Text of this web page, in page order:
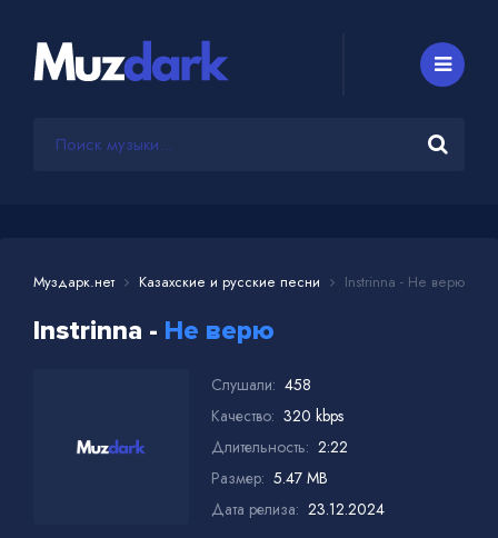
Муздарк.нет Казахские и русские песни Instrinna - Не верю
Instrinna - Не верю
Слушали: 458
Качество: 320 kbps
Длительность: 2:22
Размер: 5.47 MB
Дата релиза: 23.12.2024